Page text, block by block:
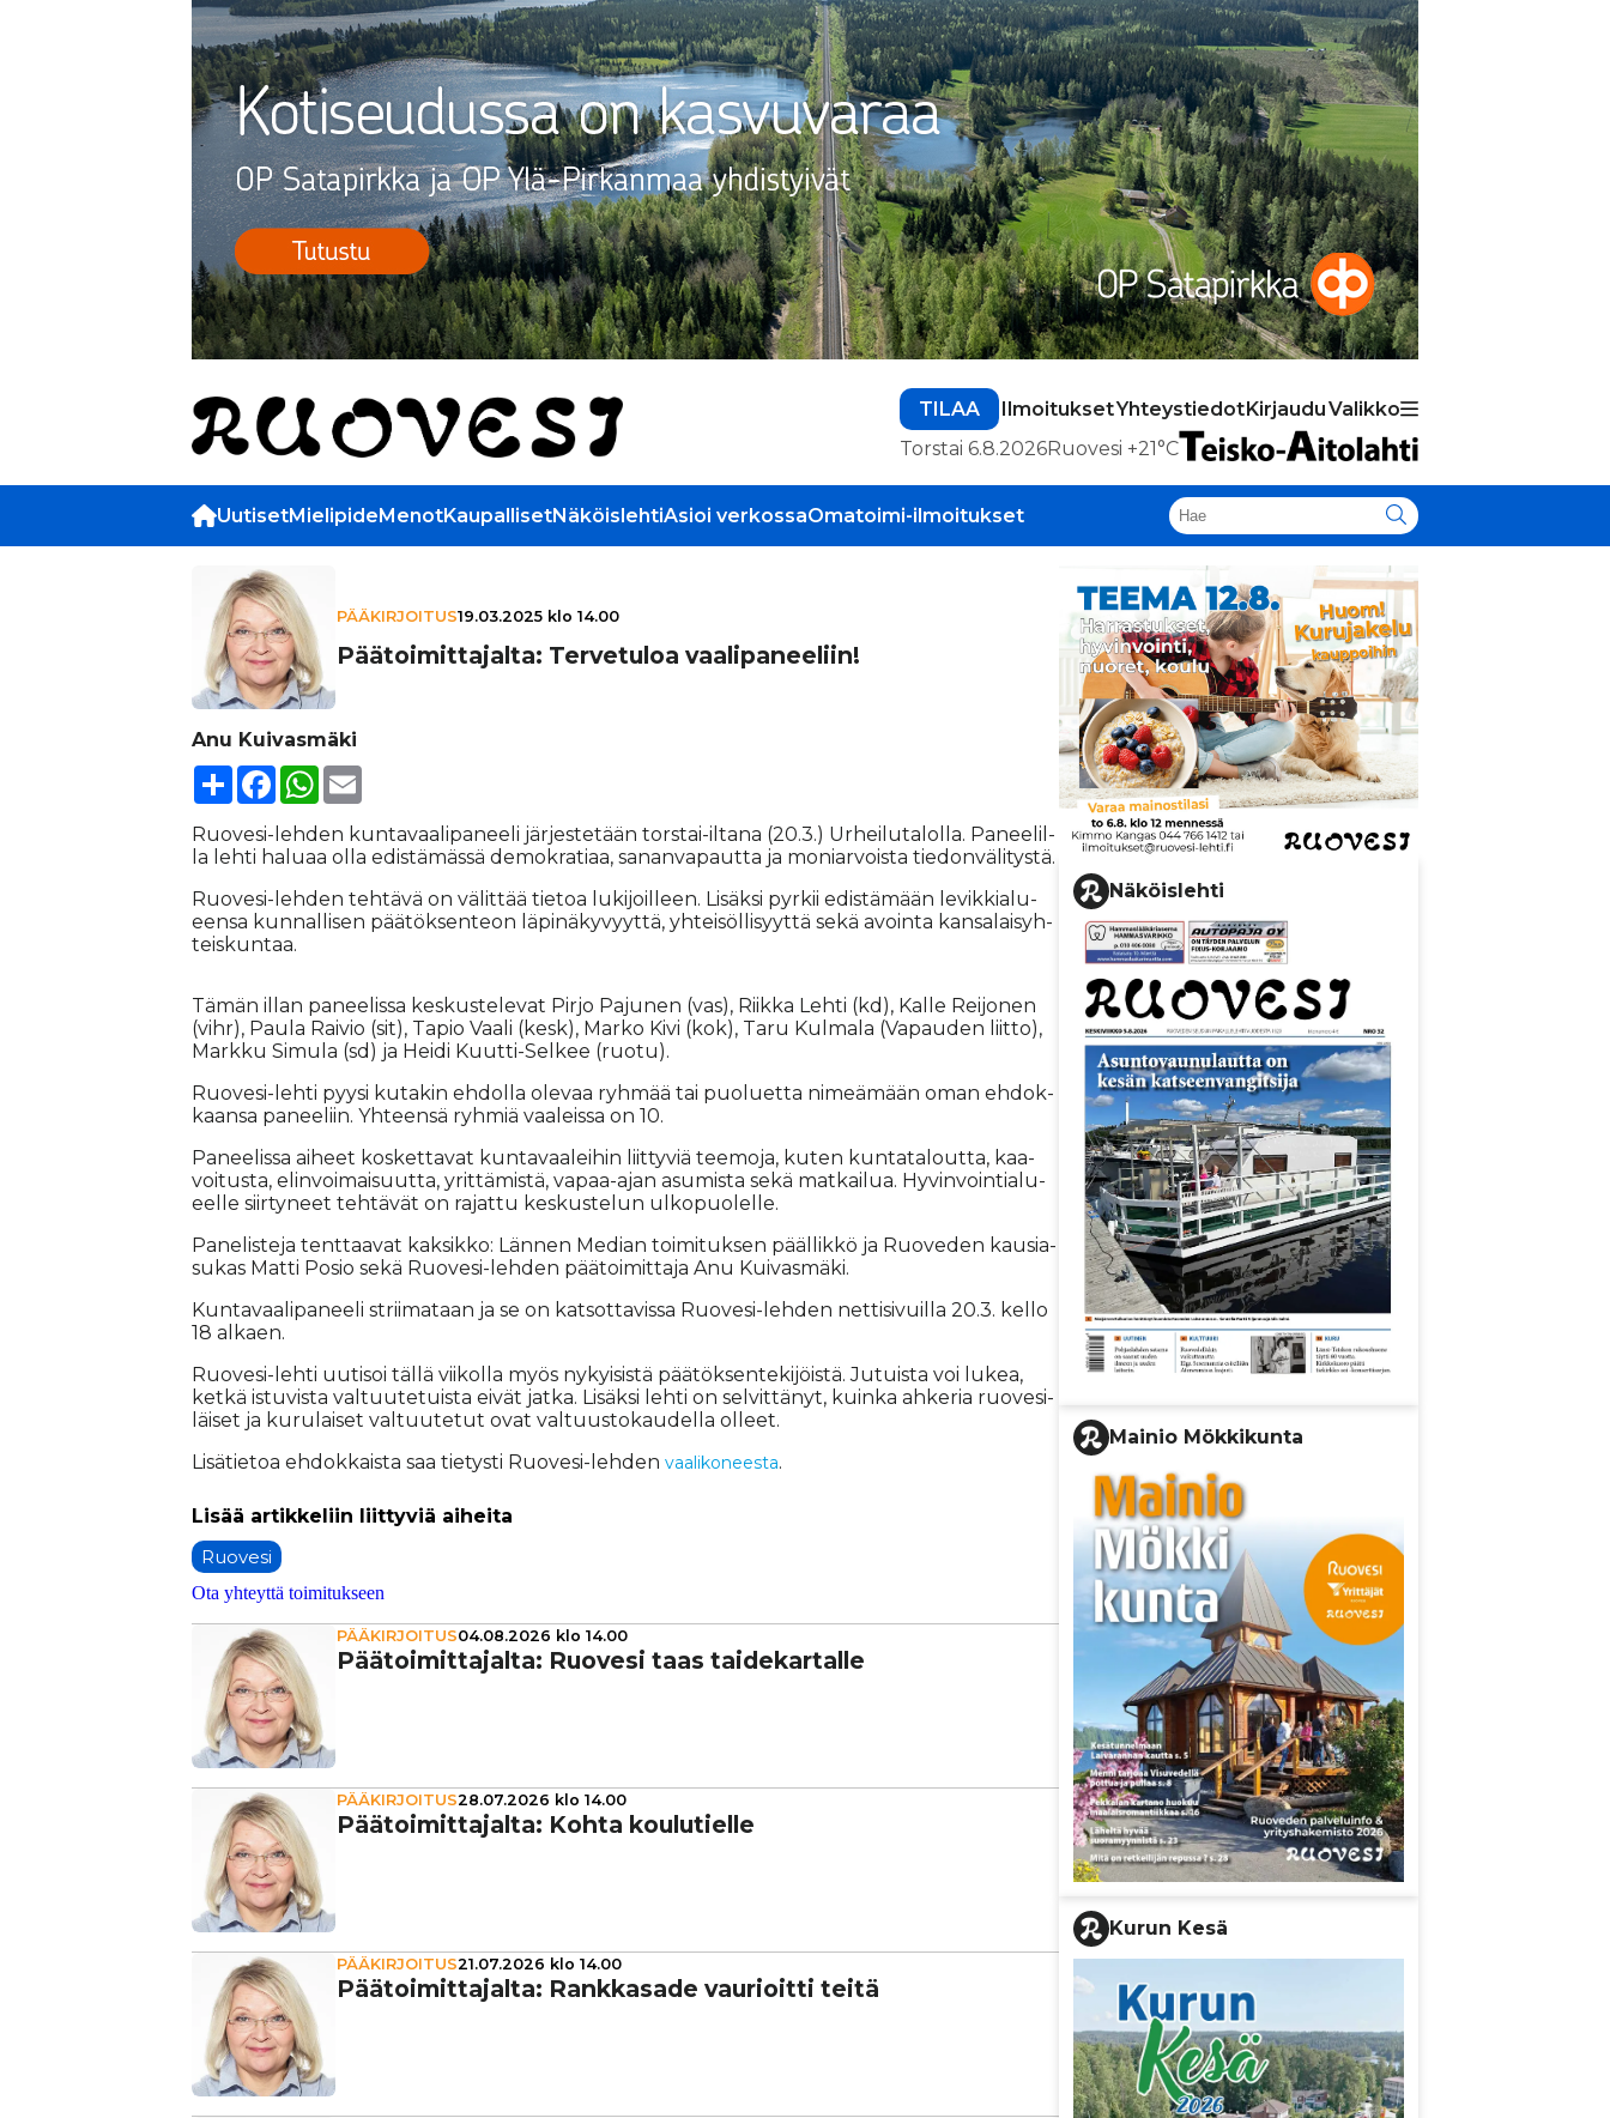
TILAA IlmoituksetYhteystiedotKirjauduValikko
Torstai 6.8.2026Ruovesi +21°C
UutisetMielipideMenotKaupallisetNäköislehtiAsioi verkossaOmatoimi-ilmoitukset
PÄÄKIRJOITUS19.03.2025 klo 14.00
Pää­toi­mit­ta­jalta: Ter­ve­tu­loa vaa­li­pa­nee­liin!
Anu Kuivasmäki
Share FacebookWhatsApp
Ruo­ve­si-leh­den kun­ta­vaa­li­pa­nee­li jär­jes­te­tään tors­tai-il­ta­na (20.3.) Ur­hei­lu­ta­lol­la. Pa­nee­lil­
la leh­ti ha­lu­aa ol­la edis­tä­mäs­sä de­mok­ra­ti­aa, sa­nan­va­paut­ta ja mo­ni­ar­vois­ta tie­don­vä­li­tys­tä.
Ruo­ve­si-leh­den teh­tä­vä on vä­lit­tää tie­toa lu­ki­joil­leen. Li­säk­si pyr­kii edis­tä­mään le­vik­ki­a­lu­
een­sa kun­nal­li­sen pää­tök­sen­te­on lä­pi­nä­ky­vyyt­tä, yh­tei­söl­li­syyt­tä sekä avoin­ta kan­sa­lai­syh­
teis­kun­taa.
Tä­män il­lan pa­nee­lis­sa kes­kus­te­le­vat Pir­jo Pa­ju­nen (vas), Riik­ka Leh­ti (kd), Kal­le Rei­jo­nen
(vihr), Pau­la Rai­vio (sit), Ta­pio Vaa­li (kesk), Mar­ko Kivi (kok), Taru Kul­ma­la (Va­pau­den liit­to),
Mark­ku Si­mu­la (sd) ja Hei­di Kuut­ti-Sel­kee (ruo­tu).
Ruo­ve­si-leh­ti pyy­si ku­ta­kin eh­dol­la ole­vaa ryh­mää tai puo­lu­et­ta ni­me­ä­mään oman eh­dok­
kaan­sa pa­nee­liin. Yh­teen­sä ryh­miä vaa­leis­sa on 10.
Pa­nee­lis­sa ai­heet kos­ket­ta­vat kun­ta­vaa­lei­hin liit­ty­viä tee­mo­ja, ku­ten kun­ta­ta­lout­ta, kaa­
voi­tus­ta, elin­voi­mai­suut­ta, yrit­tä­mis­tä, va­paa-ajan asu­mis­ta sekä mat­kai­lua. Hy­vin­voin­ti­a­lu­
eel­le siir­ty­neet teh­tä­vät on ra­jat­tu kes­kus­te­lun ul­ko­puo­lel­le.
Pa­ne­lis­te­ja tent­taa­vat kak­sik­ko: Län­nen Me­di­an toi­mi­tuk­sen pääl­lik­kö ja Ruo­ve­den kau­si­a­
su­kas Mat­ti Po­sio sekä Ruo­ve­si-leh­den pää­toi­mit­ta­ja Anu Kui­vas­mä­ki.
Kun­ta­vaa­li­pa­nee­li strii­ma­taan ja se on kat­sot­ta­vis­sa Ruo­ve­si-leh­den net­ti­si­vuil­la 20.3. kel­lo
18 al­ka­en.
Ruo­ve­si-leh­ti uu­ti­soi täl­lä vii­kol­la myös ny­kyi­sis­tä pää­tök­sen­te­ki­jöis­tä. Ju­tuis­ta voi lu­kea,
ket­kä is­tu­vis­ta val­tuu­te­tuis­ta ei­vät jat­ka. Li­säk­si leh­ti on sel­vit­tä­nyt, kuin­ka ah­ke­ria ruo­ve­si­
läi­set ja ku­ru­lai­set val­tuu­te­tut ovat val­tuus­to­kau­del­la ol­leet.
Li­sä­tie­toa eh­dok­kais­ta saa tie­tys­ti Ruo­ve­si-leh­den vaa­li­ko­nees­ta.
Ruovesi
Ota yhteyttä toimitukseen
PÄÄKIRJOITUS04.08.2026 klo 14.00
Pää­toi­mit­ta­jalta: Ruovesi taas tai­de­kar­talle
PÄÄKIRJOITUS28.07.2026 klo 14.00
Pää­toi­mit­ta­jalta: Kohta kou­lu­tielle
PÄÄKIRJOITUS21.07.2026 klo 14.00
Pää­toi­mit­ta­jalta: Rank­ka­sade vau­ri­oitti teitä
Näköislehti
Mainio Mökkikunta
Kurun Kesä